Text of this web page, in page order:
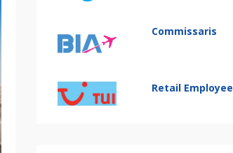
Commissaris
Retail Employee